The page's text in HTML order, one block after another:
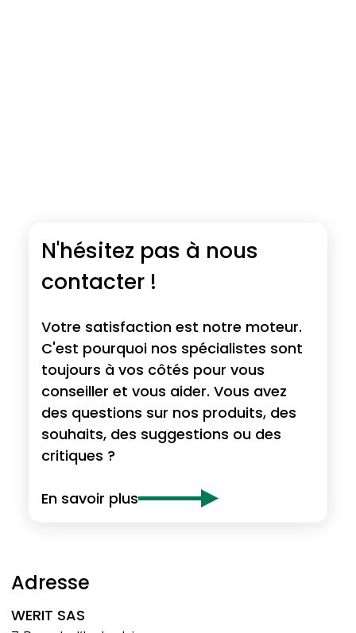
N'hésitez pas à nous
contacter !
Votre satisfaction est notre moteur.
C'est pourquoi nos spécialistes sont
toujours à vos côtés pour vous
conseiller et vous aider. Vous avez
des questions sur nos produits, des
souhaits, des suggestions ou des
critiques ?
En savoir plus
Adresse
WERIT SAS